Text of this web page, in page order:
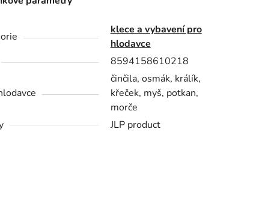
klece a vybavení pro
hlodavce
8594158610218
činčila, osmák, králík,
křeček, myš, potkan,
morče
JLP product